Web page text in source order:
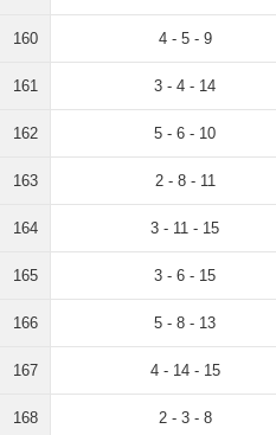
160 4 - 5 - 9
161 3 - 4 - 14
162 5 - 6 - 10
163 2 - 8 - 11
164 3 - 11 - 15
165 3 - 6 - 15
166 5 - 8 - 13
167 4 - 14 - 15
168 2 - 3 - 8